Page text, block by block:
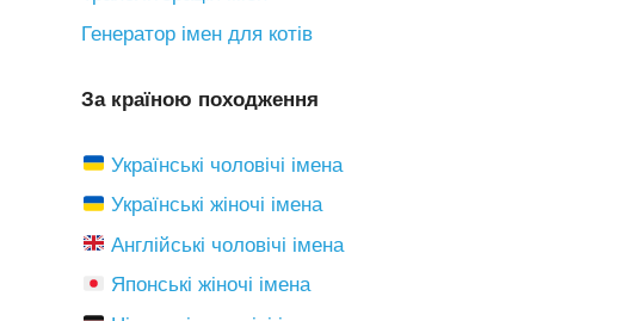
Генератор імен для котів
За країною походження
Українські чоловічі імена
Українські жіночі імена
Англійські чоловічі імена
Японські жіночі імена